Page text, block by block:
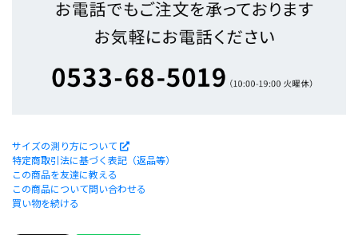
サイズの測り方について
特定商取引法に基づく表記（返品等）
この商品を友達に教える
この商品について問い合わせる
買い物を続ける